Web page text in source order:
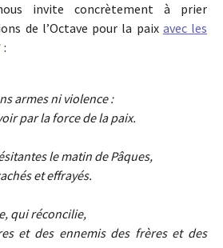
invite concrètement à prier
de l’Octave pour la paix avec les
:
armes ni violence :
par la force de la paix.
le matin de Pâques,
et effrayés.
qui réconcilie,
et des ennemis des frères et des